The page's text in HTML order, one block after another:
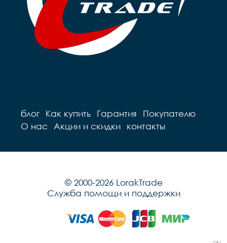
блог Как купить Гарантия
Покупателю
О нас
Акции и скидки контакты
© 2000-2026 LorakTrade
Служба помощи и поддержки